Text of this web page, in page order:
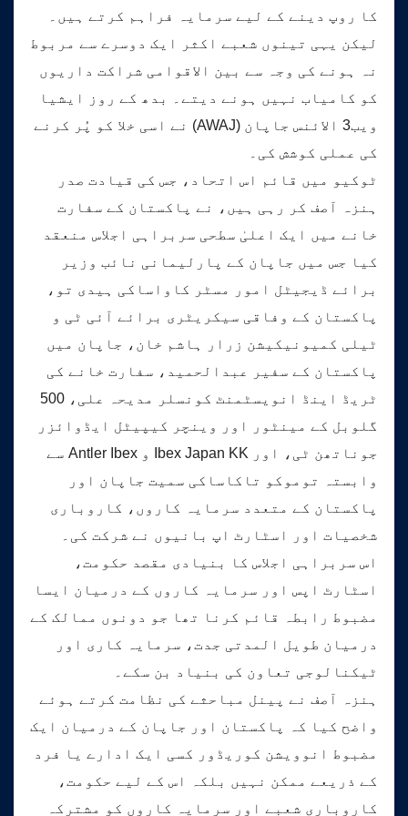
کا روپ دینے کے لیے سرمایہ فراہم کرتے ہیں۔
لیکن یہی تینوں شعبے اکثر ایک دوسرے سے مربوط
نہ ہونے کی وجہ سے بین الاقوامی شراکت داریوں
کو کامیاب نہیں ہونے دیتے۔ بدھ کے روز ایشیا
ویب3 الائنس جاپان (AWAJ) نے اسی خلا کو پُر کرنے
کی عملی کوشش کی۔
ٹوکیو میں قائم اس اتحاد، جس کی قیادت صدر
ہنزہ آصف کر رہی ہیں، نے پاکستان کے سفارت
خانے میں ایک اعلیٰ سطحی سربراہی اجلاس منعقد
کیا جس میں جاپان کے پارلیمانی نائب وزیر
برائے ڈیجیٹل امور مسٹر کاواساکی ہیدی تو،
پاکستان کے وفاقی سیکریٹری برائے آئی ٹی و
ٹیلی کمیونیکیشن زرار ہاشم خان، جاپان میں
پاکستان کے سفیر عبدالحمید، سفارت خانے کی
ٹریڈ اینڈ انویسٹمنٹ کونسلر مدیحہ علی، 500
گلوبل کے مینٹور اور وینچر کیپیٹل ایڈوائزر
جوناتھن ٹی، اور Ibex Japan KK و Antler Ibex سے
وابستہ توموکو تاکاساکی سمیت جاپان اور
پاکستان کے متعدد سرمایہ کاروں، کاروباری
شخصیات اور اسٹارٹ اپ بانیوں نے شرکت کی۔
اس سربراہی اجلاس کا بنیادی مقصد حکومت،
اسٹارٹ اپس اور سرمایہ کاروں کے درمیان ایسا
مضبوط رابطہ قائم کرنا تھا جو دونوں ممالک کے
درمیان طویل المدتی جدت، سرمایہ کاری اور
ٹیکنالوجی تعاون کی بنیاد بن سکے۔
ہنزہ آصف نے پینل مباحثے کی نظامت کرتے ہوئے
واضح کیا کہ پاکستان اور جاپان کے درمیان ایک
مضبوط انوویشن کوریڈور کسی ایک ادارے یا فرد
کے ذریعے ممکن نہیں بلکہ اس کے لیے حکومت،
کاروباری شعبے اور سرمایہ کاروں کو مشترکہ